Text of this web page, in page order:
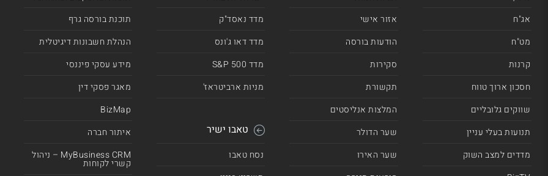
אג"ח
מט"ח
קרנות
חסכון ארוך טווח
שווקים גלובליים
תנועות בעלי עניין
מדדים למצב השוק
אזור אישי
הודעות בורסה
סקירות
תקשורת
המלצות אנליסטים
שער הדולר
שער האירו
מדד נאסד"ק
מדד דאו ג'ונס
מדד 500 S&P
מניות ארביטראז'
טאבו ישיר
נסח טאבו
תוכנת בורסה גרף
הנהלת חשבונות דיגיטלית
מידע עסקי פיננסי
מאגר פסקי דין
BizMap
איתור חברה
MyBusiness CRM – ניהול
קשרי לקוחות